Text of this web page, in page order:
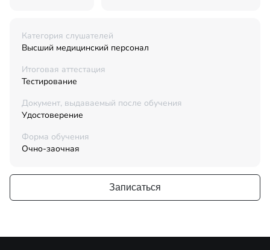
Категория слушателей
Высший медицинский персонал
Итоговая аттестация
Тестирование
Документ, выдаваемый после обучения
Удостоверение
Форма обучения
Очно-заочная
Записаться